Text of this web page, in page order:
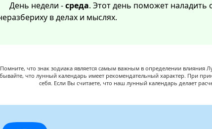
День недели -среда. Этот день поможет
в делах и мыслях.
Помните, что знак зодиака является самым важным в определении
что лунный календарь имеет рекомендательный характер. При
себя. Если Вы считаете, что наш лунный календарь делает